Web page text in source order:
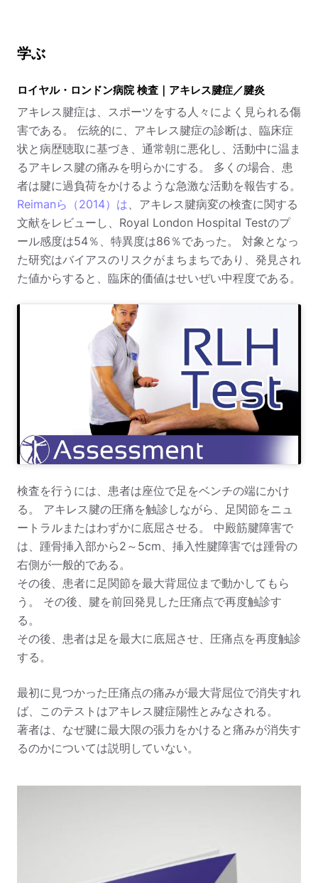
学ぶ
ロイヤル・ロンドン病院 検査｜アキレス腱症／腱炎
アキレス腱症は、スポーツをする人々によく見られる傷
害である。 伝統的に、アキレス腱症の診断は、臨床症
状と病歴聴取に基づき、通常朝に悪化し、活動中に温ま
るアキレス腱の痛みを明らかにする。 多くの場合、患
者は腱に過負荷をかけるような急激な活動を報告する。
Reimanら（2014）は、アキレス腱病変の検査に関する
文献をレビューし、Royal London Hospital Testのプ
ール感度は54％、特異度は86％であった。 対象となっ
た研究はバイアスのリスクがまちまちであり、発見され
た値からすると、臨床的価値はせいぜい中程度である。
検査を行うには、患者は座位で足をベンチの端にかけ
る。 アキレス腱の圧痛を触診しながら、足関節をニュ
ートラルまたはわずかに底屈させる。 中殿筋腱障害で
は、踵骨挿入部から2～5cm、挿入性腱障害では踵骨の
右側が一般的である。
その後、患者に足関節を最大背屈位まで動かしてもら
う。 その後、腱を前回発見した圧痛点で再度触診す
る。
その後、患者は足を最大に底屈させ、圧痛点を再度触診
する。
最初に見つかった圧痛点の痛みが最大背屈位で消失すれ
ば、このテストはアキレス腱症陽性とみなされる。
著者は、なぜ腱に最大限の張力をかけると痛みが消失す
るのかについては説明していない。